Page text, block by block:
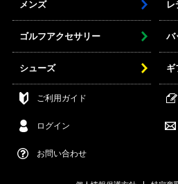
メンズ レ
ゴルフアクセサリー バ
シューズ ギ
ご利用ガイド
ログイン
お問い合わせ